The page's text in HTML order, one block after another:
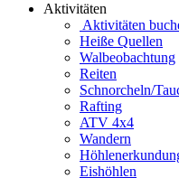
Aktivitäten
Aktivitäten
Heiße Quellen
Walbeobachtung
Reiten
Schnorcheln/
Rafting
ATV 4x4
Wandern
Eishöhlen